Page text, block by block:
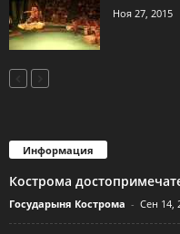
Ноя 27, 2015
Информация
Кострома
Государыня Кострома - Сен 14,